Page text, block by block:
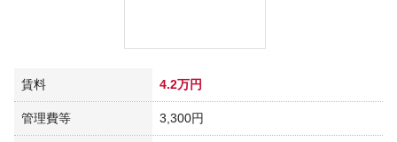
賃料 4.2万円
管理費等 3,300円